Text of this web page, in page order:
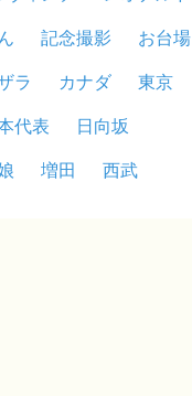
記念撮影
お台場
ラ
カナダ
東京
代表
日向坂
増田 西武